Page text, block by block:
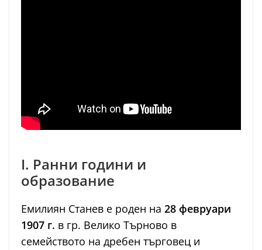
I. Ранни години и
образование
Емилиян Станев е роден на 28 февруари
1907 г. в гр. Велико Търново в
семейството на дребен търговец и